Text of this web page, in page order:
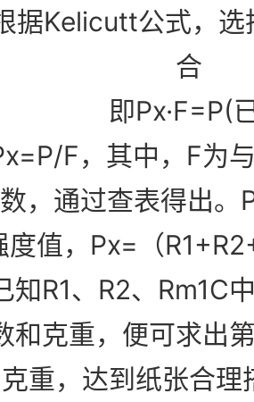
Kelicutt公式，选
合
即Px·F=P(
F，其中，F为与
，通过查表得出。
度值，Px=（
R1、R2、Rm1C
和克重，便可求出
重，达到纸张合理